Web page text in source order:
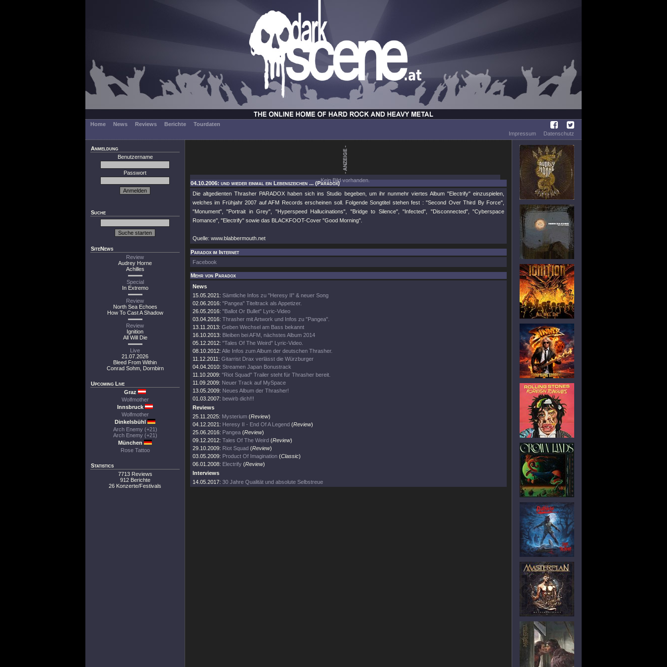
Home News Reviews Berichte
Tourdaten
Impressum
Datenschutz
Anmeldung
Benutzername
Passwort
Suche
SiteNews
Review
Audrey Horne
Achilles
Special
In Extremo
Review
North Sea Echoes
How To Cast A Shadow
Review
Ignition
All Will Die
Live
21.07.2026
Bleed From Within
Conrad Sohm, Dornbirn
Upcoming Live
Graz
Wolfmother
Innsbruck
Wolfmother
Dinkelsbühl
Arch Enemy (+21)
Arch Enemy (+21)
München
Rose Tattoo
Statistics
7713 Reviews
912 Berichte
26 Konzerte/Festivals
Kein Bild vorhanden.
04.10.2006: und wieder einmal ein Lebenszeichen ... (Paradox)
Die altgedienten Thrasher PARADOX haben sich ins Studio begeben, um ihr nunmehr viertes Album "Electrify" einzuspielen,
welches im Frühjahr 2007 auf AFM Records erscheinen soll. Folgende Songtitel stehen fest : "Second Over Third By Force",
"Monument", "Portrait in Grey", "Hyperspeed Hallucinations", "Bridge to Silence", "Infected", "Disconnected", "Cyberspace
Romance", "Electrify" sowie das BLACKFOOT-Cover "Good Morning".
Quelle: www.blabbermouth.net
Paradox im Internet
Facebook
Mehr von Paradox
News
15.05.2021: Sämtliche Infos zu "Heresy II" & neuer Song
02.06.2016: "Pangea" Titeltrack als Appetizer.
26.05.2016: "Ballot Or Bullet" Lyric-Video
03.04.2016: Thrasher mit Artwork und Infos zu "Pangea".
13.11.2013: Geben Wechsel am Bass bekannt
16.10.2013: Bleiben bei AFM, nächstes Album 2014
05.12.2012: "Tales Of The Weird" Lyric-Video.
08.10.2012: Alle Infos zum Album der deutschen Thrasher.
11.12.2011: Gitarrist Drax verlässt die Würzburger
04.04.2010: Streamen Japan Bonustrack
11.10.2009: "Riot Squad" Trailer steht für Thrasher bereit.
11.09.2009: Neuer Track auf MySpace
13.05.2009: Neues Album der Thrasher!
01.03.2007: bewirb dich!!!
Reviews
25.11.2025: Mysterium (Review)
04.12.2021: Heresy II - End Of A Legend (Review)
25.06.2016: Pangea (Review)
09.12.2012: Tales Of The Weird (Review)
29.10.2009: Riot Squad (Review)
03.05.2009: Product Of Imagination (Classic)
06.01.2008: Electrify (Review)
Interviews
14.05.2017: 30 Jahre Qualität und absolute Selbstreue